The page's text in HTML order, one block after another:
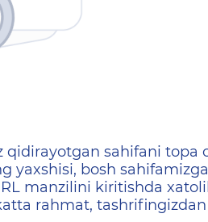
не
qidirayotgan sahifani topa
yaxshisi, bosh
manzilini kiritishda
rahmat,